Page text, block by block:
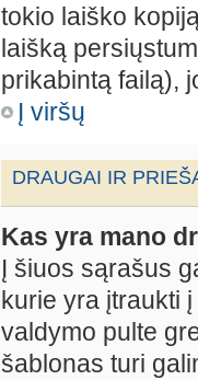
tokio laiško
laišką
prikabintą failą),
Į viršų
DRAUGAI IR
Kas yra mano
Į šiuos sąrašus
kurie yra įtraukti
valdymo pulte
šablonas turi